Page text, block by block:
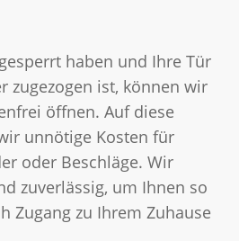
haben und Ihre Tür
zugezogen ist, können wir
öffnen. Auf diese
unnötige Kosten für
oder Beschläge. Wir
zuverlässig, um Ihnen so
Zugang zu Ihrem Zuhause